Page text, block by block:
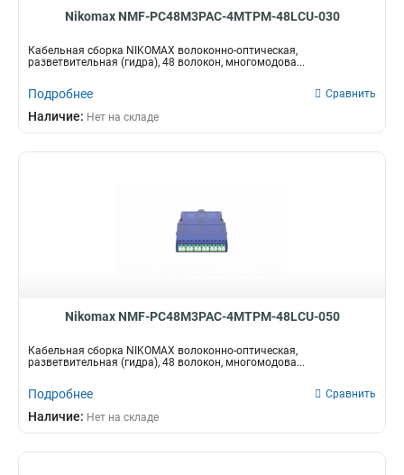
Nikomax NMF-PC48M3PAC-4MTPM-48LCU-030
Кабельная сборка NIKOMAX волоконно-оптическая,
разветвительная (гидра), 48 волокон, многомодова...
Подробнее Сравнить
Наличие: Нет на складе
Nikomax NMF-PC48M3PAC-4MTPM-48LCU-050
Кабельная сборка NIKOMAX волоконно-оптическая,
разветвительная (гидра), 48 волокон, многомодова...
Подробнее Сравнить
Наличие: Нет на складе